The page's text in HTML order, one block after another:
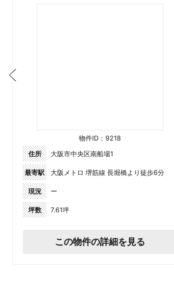
物件ID：9218
住所
大阪市中央区南船場1
最寄駅 大阪メトロ 堺筋線 長堀橋より徒歩6分
現況 ー
坪数 7.61坪
この物件の詳細を見る